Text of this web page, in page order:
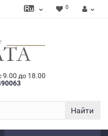
0
9.00 до 18.00
Найти